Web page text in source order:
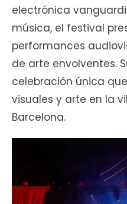
electrónica
música, el festival
performances
de arte envolventes.
celebración única
visuales y arte en la
Barcelona.